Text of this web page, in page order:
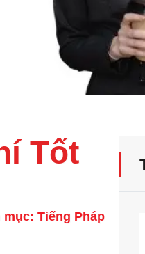
Tốt
mục: Tiếng Pháp